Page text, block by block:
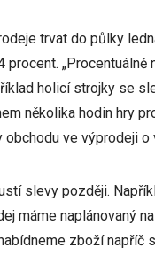
trvat do půlky
procent.
holicí strojky se
několika hodin hry
ve výprodeji o
slevy později.
máme naplánovaný
zboží